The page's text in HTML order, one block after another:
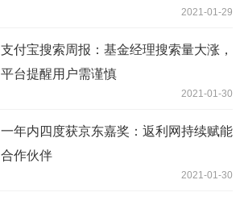
2021-01-29
支付宝搜索周报：基金经理搜索量大涨，
平台提醒用户需谨慎
2021-01-30
一年内四度获京东嘉奖：返利网持续赋能
合作伙伴
2021-01-30